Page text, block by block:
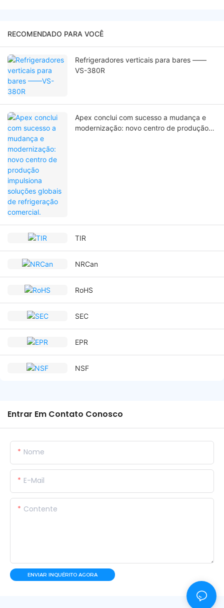
RECOMENDADO PARA VOCÊ
Refrigeradores verticais para bares ——
VS-380R
Apex conclui com sucesso a mudança e
modernização: novo centro de produção
TIR
NRCan
RoHS
SEC
EPR
NSF
Entrar Em Contato Conosco
Nome
E-Mail
Contente
ENVIAR INQUÉRITO AGORA